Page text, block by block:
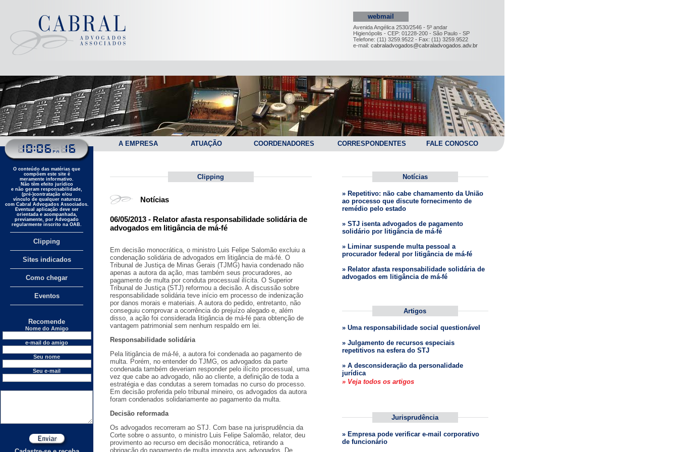
webmail
Avenida Angélica 2530/2546 - 5º andar
Higienópolis - CEP: 01228-200 - São Paulo - SP
Telefone: (11) 3259.9522 - Fax: (11) 3259.9522
e-mail: cabraladvogados@cabraladvogados.adv.br
A EMPRESA ATUAÇÃO COORDENADORES CORRESPONDENTES FALE CONOSCO
O conteúdo das matérias que
compõem este site é
meramente informativo.
Não têm efeito jurídico
e não geram responsabilidade,
(pré-)contratação e/ou
vínculo de qualquer natureza
com Cabral Advogados Associados.
Eventual aplicação deve ser
orientada e acompanhada,
previamente, por Advogado
regularmente inscrito na OAB.
Clipping
Sites indicados
Como chegar
Eventos
Recomende
Nome do Amigo
e-mail do amigo
Seu nome
Seu e-mail
Clipping
Notícias
06/05/2013 - Relator afasta responsabilidade solidária de
advogados em litigância de má-fé
Em decisão monocrática, o ministro Luis Felipe Salomão excluiu a
condenação solidária de advogados em litigância de má-fé. O
Tribunal de Justiça de Minas Gerais (TJMG) havia condenado não
apenas a autora da ação, mas também seus procuradores, ao
pagamento de multa por conduta processual ilícita. O Superior
Tribunal de Justiça (STJ) reformou a decisão. A discussão sobre
responsabilidade solidária teve início em processo de indenização
por danos morais e materiais. A autora do pedido, entretanto, não
conseguiu comprovar a ocorrência do prejuízo alegado e, além
disso, a ação foi considerada litigância de má-fé para obtenção de
vantagem patrimonial sem nenhum respaldo em lei.
Responsabilidade solidária
Pela litigância de má-fé, a autora foi condenada ao pagamento de
multa. Porém, no entender do TJMG, os advogados da parte
condenada também deveriam responder pelo ilícito processual, uma
vez que cabe ao advogado, não ao cliente, a definição de toda a
estratégia e das condutas a serem tomadas no curso do processo.
Em decisão proferida pelo tribunal mineiro, os advogados da autora
foram condenados solidariamente ao pagamento da multa.
Decisão reformada
Os advogados recorreram ao STJ. Com base na jurisprudência da
Corte sobre o assunto, o ministro Luis Felipe Salomão, relator, deu
provimento ao recurso em decisão monocrática, retirando a
obrigação do pagamento de multa imposta aos advogados. De
Notícias
» Repetitivo: não cabe chamamento da União
ao processo que discute fornecimento de
remédio pelo estado
» STJ isenta advogados de pagamento
solidário por litigância de má-fé
» Liminar suspende multa pessoal a
procurador federal por litigância de má-fé
» Relator afasta responsabilidade solidária de
advogados em litigância de má-fé
Artigos
» Uma responsabilidade social questionável
» Julgamento de recursos especiais
repetitivos na esfera do STJ
» A desconsideração da personalidade
jurídica
» Veja todos os artigos
Jurisprudência
» Empresa pode verificar e-mail corporativo
de funcionário